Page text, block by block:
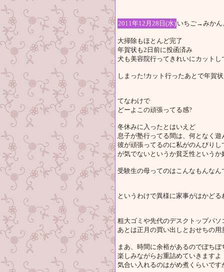
2011年12月28日(水) いちご→みかん
大掃除もほとんど完了
年賀状も2日前に投函済み
犬も美容院行ってきれいにカットし
しまった!カット行ったあとで年賀
てなわけで
どーよこの頑張ってる感?
冬休みに入ったとはいえど
息子が塾行ってる間は、何となく
彼が頑張ってるのに私がのんびり
が気でないというか貧乏性というか
受験生の母ってのはこんなもんなん
というわけで異様に家事がはかどる
粗大ゴミや先代のデスクトップパソ
あとは正月の買い出しとおせちの用
まあ、時間に余裕があるのでぼちぼ
楽しみながらお重詰めていきますよ
気合い入れるのはがめ煮くらいです